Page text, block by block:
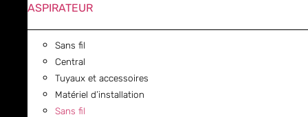
ASPIRATEUR
Sans fil
Central
Tuyaux et accessoires
Matériel d’installation
Sans fil